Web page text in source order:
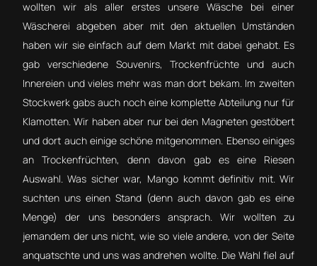
wollten wir als aller erstes unsere Wäsche bei einer
Wäscherei abgeben aber mit den aktuellen Umständen
haben wir sie einfach auf dem Markt mit dabei gehabt. Es
gab verschiedene Souvenirs, Trockenfrüchte und auch
Innereien und vieles mehr was man dort bekam. Im zweiten
Stockwerk gabs auch noch eine komplette Abteilung nur für
Klamotten. Wir haben aber nur bei den Magneten gestöbert
und dort auch einige schöne mitgenommen. Ebenso einiges
an Trockenfrüchten, denn davon gab es eine Riesen
Auswahl. Was sicher war, Mango kommt definitiv mit. Wir
suchten uns einen Stand (denn auch davon gab es eine
Menge) der uns besonders ansprach. Wir wollten zu
jemandem der uns nicht, wie so viele andere, von der Seite
anquatschte und uns was andrehen wollte. Die Wahl fiel auf